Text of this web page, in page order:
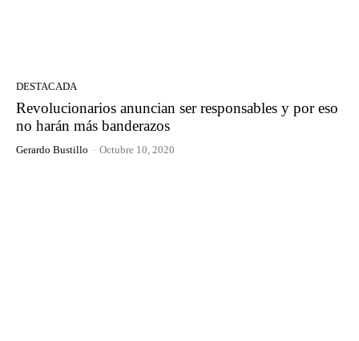
DESTACADA
Revolucionarios anuncian ser responsables y por eso
no harán más banderazos
Gerardo Bustillo - Octubre 10, 2020